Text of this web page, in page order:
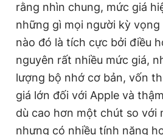
rằng nhìn chung, mức giá
những gì mọi người kỳ
nào đó là tích cực bởi điều
nguyên rất nhiều mức giá,
lượng bộ nhớ cơ bản, vốn
giá lớn đối với Apple và
dù cao hơn một chút so với
nhưng có nhiều tính năng